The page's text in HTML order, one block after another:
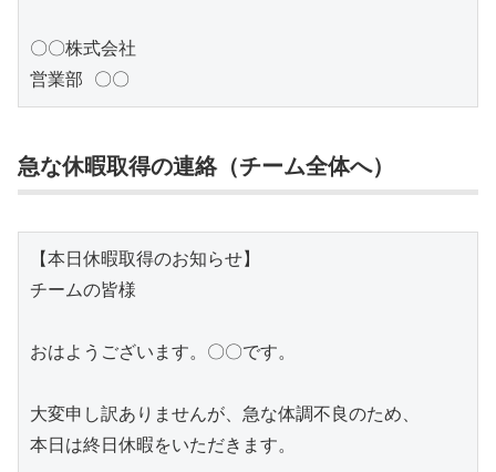
〇〇株式会社
営業部 〇〇
急な休暇取得の連絡（チーム全体へ）
【本日休暇取得のお知らせ】
チームの皆様
おはようございます。〇〇です。
大変申し訳ありませんが、急な体調不良のため、
本日は終日休暇をいただきます。